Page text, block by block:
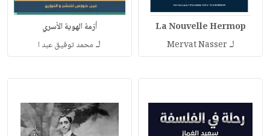
La Nouvelle Hermop
لـ Mervat Nasser
أزمة الهوية الأسري
لـ محمد توفيق عبد ا